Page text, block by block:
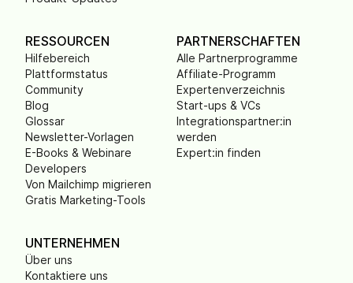
RESSOURCEN
Hilfebereich
Plattformstatus
Community
Blog
Glossar
Newsletter-Vorlagen
E-Books & Webinare
Developers
Von Mailchimp migrieren
Gratis Marketing-Tools
PARTNERSCHAFTEN
Alle Partnerprogramme
Affiliate-Programm
Expertenverzeichnis
Start-ups & VCs
Integrationspartner:in
werden
Expert:in finden
UNTERNEHMEN
Über uns
Kontaktiere uns